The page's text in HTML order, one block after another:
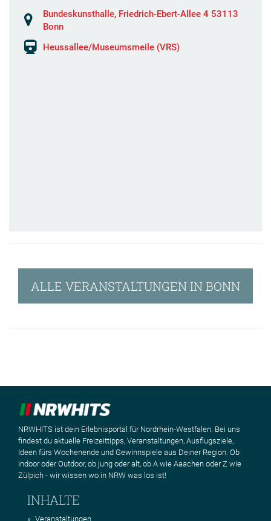
Bundeskunsthalle, Friedrich-Ebert-Allee 4 53113
Bonn
Heussallee/Museumsmeile (VRS)
ALLE VERANSTALTUNGEN IN BONN
NRWHITS ist dein Erlebnisportal für Nordrhein-Westfalen. Bei uns
findest du aktuelle Freizeittipps, Veranstaltungen, Ausflugsziele,
Ideen fürs Wochenende und Gewinnspiele aus Deiner Region. Ob
Indoor oder Outdoor, ob jung oder alt, ob A wie Aaachen oder Z wie
Zülpich - wir wissen wo in NRW was los ist!
INHALTE
Veranstaltungen